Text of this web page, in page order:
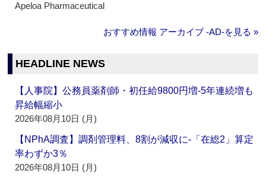
Apeloa Pharmaceutical
おすすめ情報 アーカイブ ‐AD‐を見る »
HEADLINE NEWS
【人事院】公務員薬剤師・初任給9800円増‐5年連続増も
昇給幅縮小
2026年08月10日 (月)
【NPhA調査】調剤管理料、8割が減収に‐「在総2」算定
率わずか3％
2026年08月10日 (月)